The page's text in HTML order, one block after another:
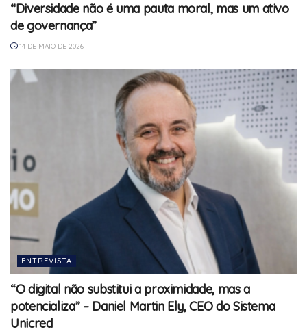
“Diversidade não é uma pauta moral, mas um ativo
de governança”
14 DE MAIO DE 2026
ENTREVISTA
“O digital não substitui a proximidade, mas a
potencializa” – Daniel Martin Ely, CEO do Sistema
Unicred